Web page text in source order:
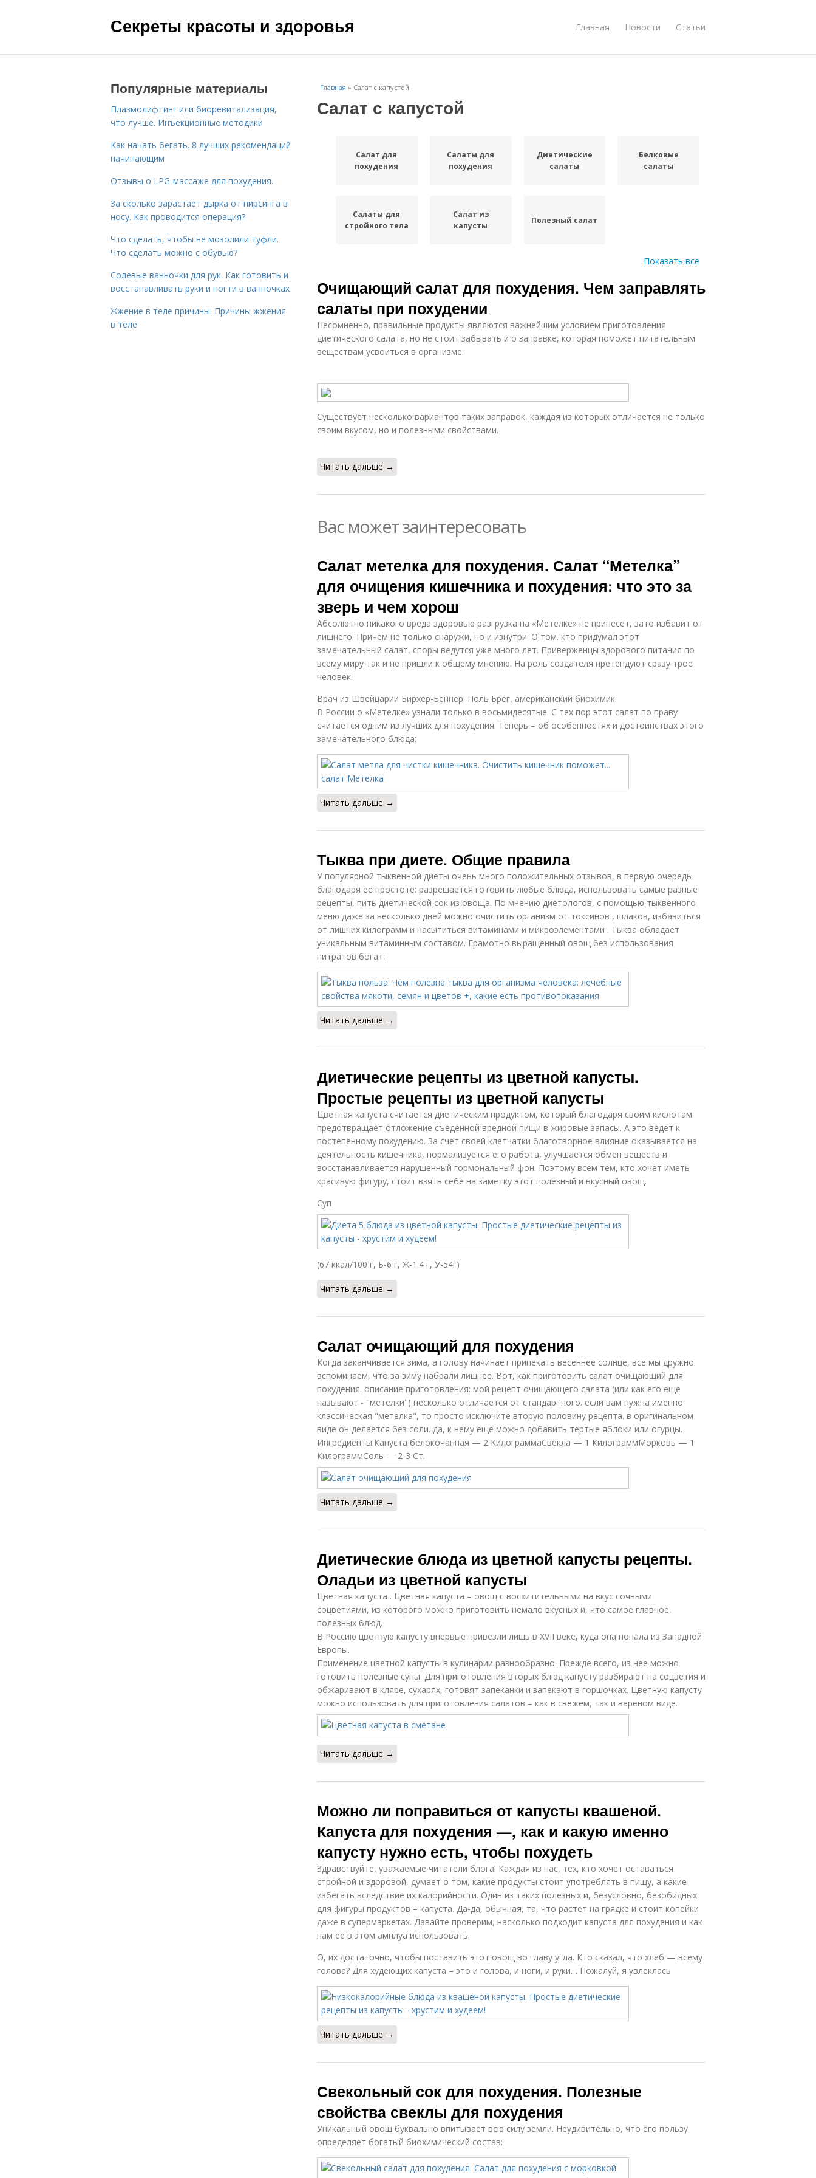
Секреты красоты и здоровья Главная Новости Статьи
Главная » Салат с капустой
Салат с капустой
Салат для
похудения
Салаты для
похудения
Диетические
салаты
Белковые
салаты
Салаты для
стройного тела
Салат из
капусты
Полезный салат
Показать все
Очищающий салат для похудения. Чем заправлять
салаты при похудении
Несомненно, правильные продукты являются важнейшим условием приготовления
диетического салата, но не стоит забывать и о заправке, которая поможет питательным
веществам усвоиться в организме.
Существует несколько вариантов таких заправок, каждая из которых отличается не только
своим вкусом, но и полезными свойствами.
Читать дальше →
Вас может заинтересовать
Салат метелка для похудения. Салат “Метелка”
для очищения кишечника и похудения: что это за
зверь и чем хорош
Абсолютно никакого вреда здоровью разгрузка на «Метелке» не принесет, зато избавит от
лишнего. Причем не только снаружи, но и изнутри. О том. кто придумал этот
замечательный салат, споры ведутся уже много лет. Приверженцы здорового питания по
всему миру так и не пришли к общему мнению. На роль создателя претендуют сразу трое
человек.
Врач из Швейцарии Бирхер-Беннер. Поль Брег, американский биохимик.
В России о «Метелке» узнали только в восьмидесятые. С тех пор этот салат по праву
считается одним из лучших для похудения. Теперь – об особенностях и достоинствах этого
замечательного блюда:
Читать дальше →
Тыква при диете. Общие правила
У популярной тыквенной диеты очень много положительных отзывов, в первую очередь
благодаря её простоте: разрешается готовить любые блюда, использовать самые разные
рецепты, пить диетической сок из овоща. По мнению диетологов, с помощью тыквенного
меню даже за несколько дней можно очистить организм от токсинов , шлаков, избавиться
от лишних килограмм и насытиться витаминами и микроэлементами . Тыква обладает
уникальным витаминным составом. Грамотно выращенный овощ без использования
нитратов богат:
Читать дальше →
Диетические рецепты из цветной капусты.
Простые рецепты из цветной капусты
Цветная капуста считается диетическим продуктом, который благодаря своим кислотам
предотвращает отложение съеденной вредной пищи в жировые запасы. А это ведет к
постепенному похудению. За счет своей клетчатки благотворное влияние оказывается на
деятельность кишечника, нормализуется его работа, улучшается обмен веществ и
восстанавливается нарушенный гормональный фон. Поэтому всем тем, кто хочет иметь
красивую фигуру, стоит взять себе на заметку этот полезный и вкусный овощ.
Суп
(67 ккал/100 г, Б-6 г, Ж-1.4 г, У-54г)
Читать дальше →
Салат очищающий для похудения
Когда заканчивается зима, а голову начинает припекать весеннее солнце, все мы дружно
вспоминаем, что за зиму набрали лишнее. Вот, как приготовить салат очищающий для
похудения. описание приготовления: мой рецепт очищающего салата (или как его еще
называют - "метелки") несколько отличается от стандартного. если вам нужна именно
классическая "метелка", то просто исключите вторую половину рецепта. в оригинальном
виде он делается без соли. да, к нему еще можно добавить тертые яблоки или огурцы.
Ингредиенты:Капуста белокочанная — 2 КилограммаСвекла — 1 КилограммМорковь — 1
КилограммСоль — 2-3 Ст.
Читать дальше →
Диетические блюда из цветной капусты рецепты.
Оладьи из цветной капусты
Цветная капуста . Цветная капуста – овощ с восхитительными на вкус сочными
соцветиями, из которого можно приготовить немало вкусных и, что самое главное,
полезных блюд.
В Россию цветную капусту впервые привезли лишь в XVII веке, куда она попала из Западной
Европы.
Применение цветной капусты в кулинарии разнообразно. Прежде всего, из нее можно
готовить полезные супы. Для приготовления вторых блюд капусту разбирают на соцветия и
обжаривают в кляре, сухарях, готовят запеканки и запекают в горшочках. Цветную капусту
можно использовать для приготовления салатов – как в свежем, так и вареном виде.
Читать дальше →
Можно ли поправиться от капусты квашеной.
Капуста для похудения —, как и какую именно
капусту нужно есть, чтобы похудеть
Здравствуйте, уважаемые читатели блога! Каждая из нас, тех, кто хочет оставаться
стройной и здоровой, думает о том, какие продукты стоит употреблять в пищу, а какие
избегать вследствие их калорийности. Один из таких полезных и, безусловно, безобидных
для фигуры продуктов – капуста. Да-да, обычная, та, что растет на грядке и стоит копейки
даже в супермаркетах. Давайте проверим, насколько подходит капуста для похудения и как
нам ее в этом амплуа использовать.
О, их достаточно, чтобы поставить этот овощ во главу угла. Кто сказал, что хлеб — всему
голова? Для худеющих капуста – это и голова, и ноги, и руки… Пожалуй, я увлеклась
Читать дальше →
Свекольный сок для похудения. Полезные
свойства свеклы для похудения
Уникальный овощ буквально впитывает всю силу земли. Неудивительно, что его пользу
определяет богатый биохимический состав:
Популярные материалы
Плазмолифтинг или биоревитализация,
что лучше. Инъекционные методики
Как начать бегать. 8 лучших рекомендаций
начинающим
Отзывы о LPG-массаже для похудения.
За сколько зарастает дырка от пирсинга в
носу. Как проводится операция?
Что сделать, чтобы не мозолили туфли.
Что сделать можно с обувью?
Солевые ванночки для рук. Как готовить и
восстанавливать руки и ногти в ванночках
Жжение в теле причины. Причины жжения
в теле